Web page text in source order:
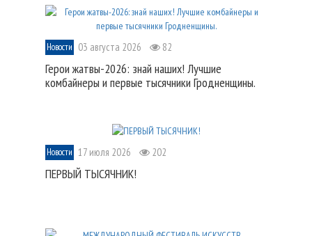
Новости 03 августа 2026 82
Герои жатвы-2026: знай наших! Лучшие
комбайнеры и первые тысячники Гродненщины.
Новости 17 июля 2026 202
ПЕРВЫЙ ТЫСЯЧНИК!